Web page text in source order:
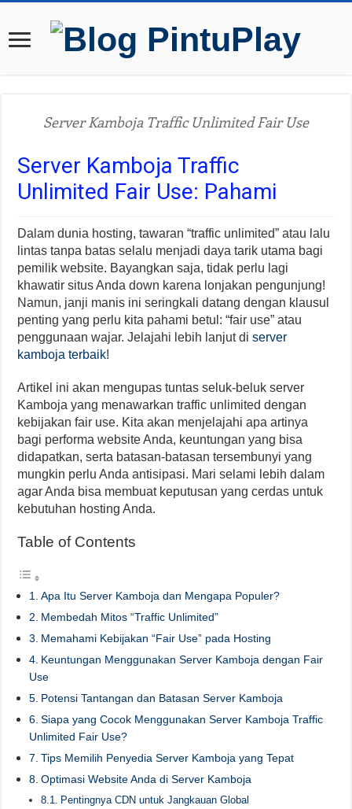
Server Kamboja Traffic Unlimited Fair Use
Server Kamboja Traffic
Unlimited Fair Use: Pahami
Dalam dunia hosting, tawaran “traffic unlimited” atau lalu
lintas tanpa batas selalu menjadi daya tarik utama bagi
pemilik website. Bayangkan saja, tidak perlu lagi
khawatir situs Anda down karena lonjakan pengunjung!
Namun, janji manis ini seringkali datang dengan klausul
penting yang perlu kita pahami betul: “fair use” atau
penggunaan wajar. Jelajahi lebih lanjut diserver
kamboja terbaik!
Artikel ini akan mengupas tuntas seluk-beluk server
Kamboja yang menawarkan traffic unlimited dengan
kebijakan fair use. Kita akan menjelajahi apa artinya
bagi performa website Anda, keuntungan yang bisa
didapatkan, serta batasan-batasan tersembunyi yang
mungkin perlu Anda antisipasi. Mari selami lebih dalam
agar Anda bisa membuat keputusan yang cerdas untuk
kebutuhan hosting Anda.
Table of Contents
Apa Itu Server Kamboja dan Mengapa Populer?
Membedah Mitos “Traffic Unlimited”
Memahami Kebijakan “Fair Use” pada Hosting
Keuntungan Menggunakan Server Kamboja dengan Fair
Use
Potensi Tantangan dan Batasan Server Kamboja
Siapa yang Cocok Menggunakan Server Kamboja Traffic
Unlimited Fair Use?
Tips Memilih Penyedia Server Kamboja yang Tepat
Optimasi Website Anda di Server Kamboja
Pentingnya CDN untuk Jangkauan Global